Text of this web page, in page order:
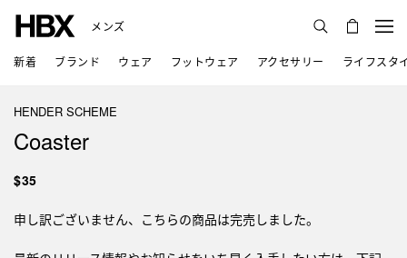
メンズ
新着 ブランド ウェア フットウェア アクセサリー ライフスタ
HENDER SCHEME
Coaster
$35
申し訳ございません、こちらの商品は完売しました。